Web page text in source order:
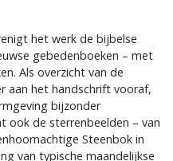
het werk de bijbelse
gebedenboeken – met
Als overzicht van de
aan het handschrift vooraf,
bijzonder
ook de sterrenbeelden – van
Steenbok in
van typische maandelijkse